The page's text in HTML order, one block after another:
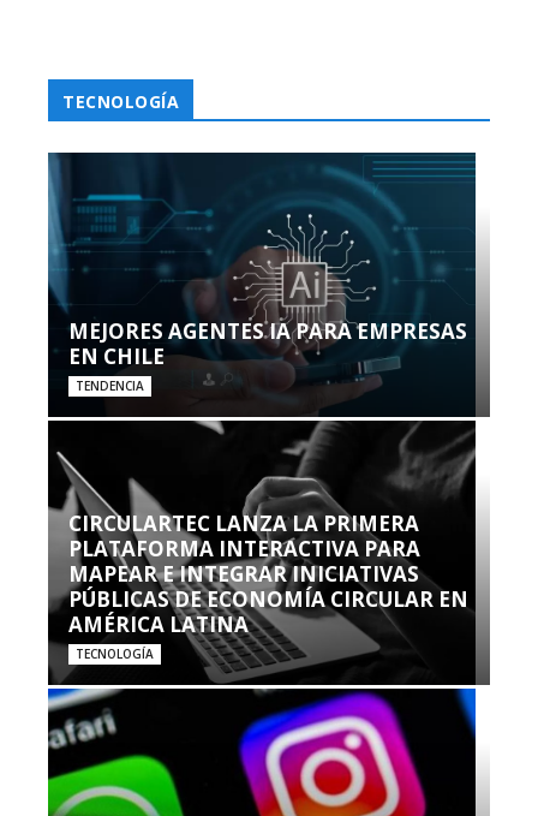
TECNOLOGÍA
MEJORES AGENTES IA PARA EMPRESAS
EN CHILE
TENDENCIA
CIRCULARTEC LANZA LA PRIMERA
PLATAFORMA INTERACTIVA PARA
MAPEAR E INTEGRAR INICIATIVAS
PÚBLICAS DE ECONOMÍA CIRCULAR EN
AMÉRICA LATINA
TECNOLOGÍA